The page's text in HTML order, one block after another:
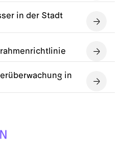
in der Stadt
in
N